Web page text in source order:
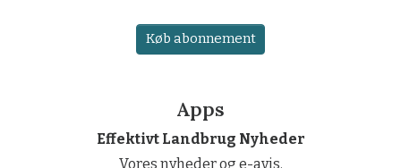
Køb abonnement
Apps
Effektivt Landbrug Nyheder
Vores nyheder og e-avis.